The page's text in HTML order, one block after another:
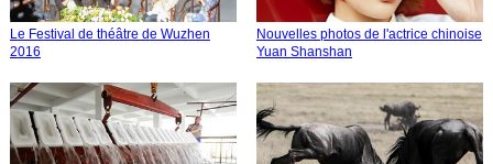
Le Festival de théâtre de Wuzhen
2016
Nouvelles photos de l'actrice chinoise
Yuan Shanshan